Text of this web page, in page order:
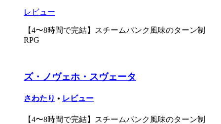
レビュー
【4〜8時間で完結】スチームパンク風味のターン制
RPG
ズ・ノヴェホ・スヴェータ
さわたり • レビュー
【4〜8時間で完結】スチームパンク風味のターン制